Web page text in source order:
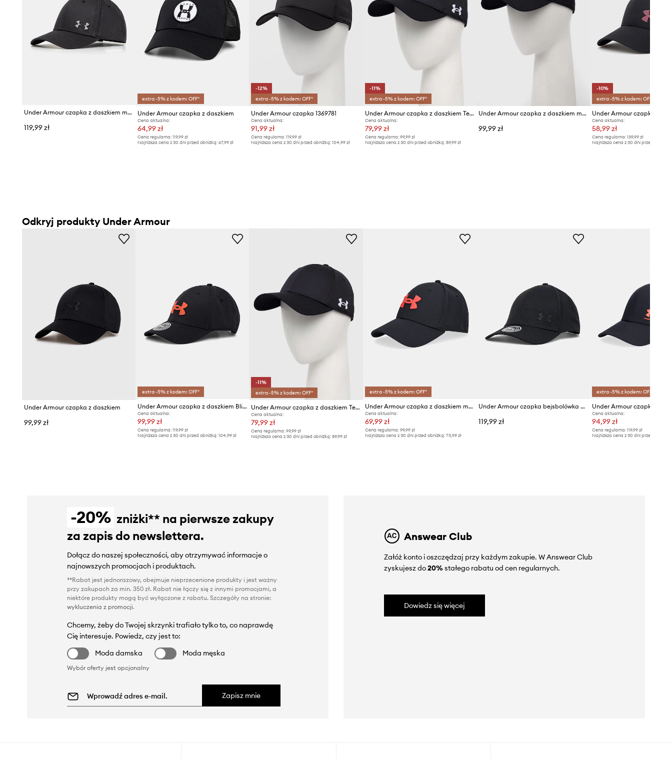
Under Armour czapka z daszkiem męska bawełniana
119,99 zł
extra -5% z kodem: OFF*
Under Armour czapka z daszkiem
Cena aktualna:
64,99 zł
Cena regularna:119,99 zł
Najniższa cena z 30 dni przed obniżką:67,99 zł
-12%
extra -5% z kodem: OFF*
Under Armour czapka 1369781
Cena aktualna:
91,99 zł
Cena regularna: 119,99 zł
Najniższa cena z 30 dni przed obniżką: 104,99 zł
-11%
extra -5% z kodem: OFF*
Under Armour czapka z daszkiem Team Blitzing
Cena aktualna:
79,99 zł
Cena regularna: 99,99 zł
Najniższa cena z 30 dni przed obniżką: 89,99 zł
Under Armour czapka z daszkiem męska
99,99 zł
-10%
extra -5% z kodem: OFF*
Cena aktualna:
58,99 zł
Cena regularna: 139,99 zł
Najniższa cena z 30 dni przed obniżką:
Odkryj produkty Under Armour
Under Armour czapka z daszkiem
99,99 zł
extra -5% z kodem: OFF*
Under Armour czapka z daszkiem Blitzing
Cena aktualna:
99,99 zł
Cena regularna:119,99 zł
Najniższa cena z 30 dni przed obniżką:104,99 zł
-11%
extra -5% z kodem: OFF*
Under Armour czapka z daszkiem Team Blitzing
Cena aktualna:
79,99 zł
Cena regularna: 99,99 zł
Najniższa cena z 30 dni przed obniżką: 89,99 zł
extra -5% z kodem: OFF*
Under Armour czapka z daszkiem męska
Cena aktualna:
69,99 zł
Cena regularna: 99,99 zł
Najniższa cena z 30 dni przed obniżką: 73,99 zł
Under Armour czapka bejsbolówka męska
119,99 zł
extra -5% z kodem: OFF*
Cena aktualna:
94,99 zł
Cena regularna: 119,99 zł
Najniższa cena z 30 dni przed obniżką:
-20% zniżki** na pierwsze zakupy
za zapis do newslettera.
Dołącz do naszej społeczności, aby otrzymywać informacje o
najnowszych promocjach i produktach.
**Rabat jest jednorazowy, obejmuje nieprzecenione produkty i jest ważny
przy zakupach za min. 350 zł. Rabat nie łączy się z innymi promocjami, a
niektóre produkty mogą być wyłączone z rabatu. Szczegóły na stronie:
wykluczenia z promocji.
Chcemy, żeby do Twojej skrzynki trafiało tylko to, co naprawdę
Cię interesuje. Powiedz, czy jest to:
Moda damska
Moda męska
Wybór oferty jest opcjonalny
Zapisz mnie
Answear Club
Załóż konto i oszczędzaj przy każdym zakupie. W Answear Club
zyskujesz do20%stałego rabatu od cen regularnych.
Dowiedz się więcej